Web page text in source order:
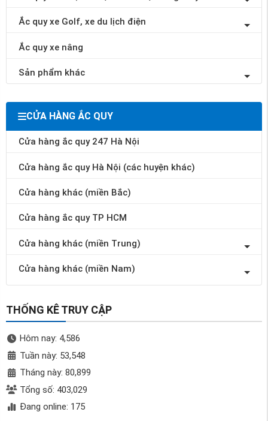
Ắc quy xe Golf, xe du lịch điện
Ắc quy xe nâng
Sản phẩm khác
CỬA HÀNG ẮC QUY
Cửa hàng ắc quy 247 Hà Nội
Cửa hàng ắc quy Hà Nội (các huyện khác)
Cửa hàng khác (miền Bắc)
Cửa hàng ắc quy TP HCM
Cửa hàng khác (miền Trung)
Cửa hàng khác (miền Nam)
THỐNG KÊ TRUY CẬP
Hôm nay: 4,586
Tuần này: 53,548
Tháng này: 80,899
Tổng số: 403,029
Đang online: 175